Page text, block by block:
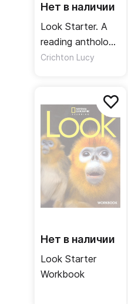
Нет в наличии
Look Starter. A
reading anthology
for young learners
Crichton Lucy
Нет в наличии
Look Starter
Workbook